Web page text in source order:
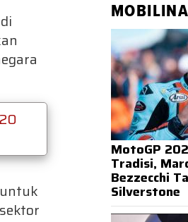
MotoGP
Tradisi,
Bezzecchi
Silverstone